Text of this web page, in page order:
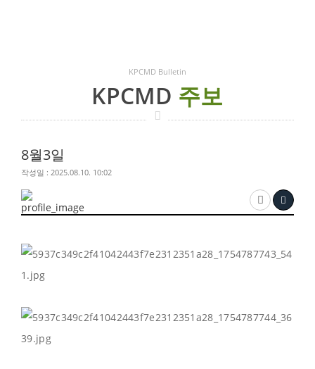
KPCMD Bulletin
KPCMD 주보
8월3일
작성일 : 2025.08.10. 10:02